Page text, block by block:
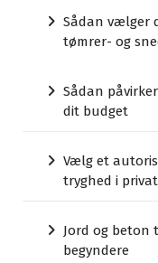
Sådan vælger
tømrer- og
Sådan
dit budget
Vælg et
tryghed i
Jord og
begyndere